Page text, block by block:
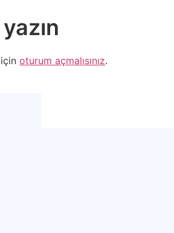
oturum açmalısınız.